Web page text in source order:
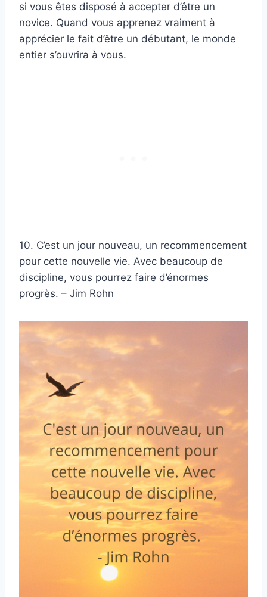
si vous êtes disposé à accepter d’être un
novice. Quand vous apprenez vraiment à
apprécier le fait d’être un débutant, le monde
entier s’ouvrira à vous.
10. C’est un jour nouveau, un recommencement
pour cette nouvelle vie. Avec beaucoup de
discipline, vous pourrez faire d’énormes
progrès. – Jim Rohn